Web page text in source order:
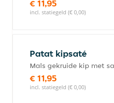
€ 11,95
incl. statiegeld (€ 0,00)
Patat kipsaté
Mals gekruide kip met
€ 11,95
incl. statiegeld (€ 0,00)